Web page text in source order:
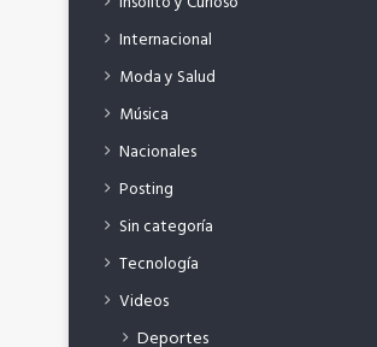
Internacional
Moda y Salud
Música
Nacionales
Posting
Sin categoría
Tecnología
Videos
Deportes